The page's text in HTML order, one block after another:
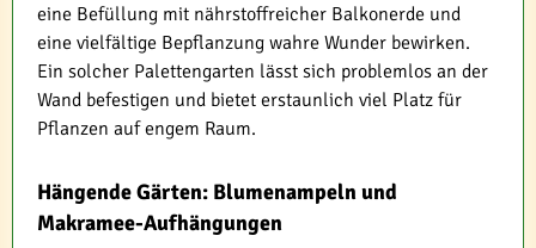
eine Befüllung mit nährstoffreicher Balkonerde und
eine vielfältige Bepflanzung wahre Wunder bewirken.
Ein solcher Palettengarten lässt sich problemlos an der
Wand befestigen und bietet erstaunlich viel Platz für
Pflanzen auf engem Raum.
Hängende Gärten: Blumenampeln und
Makramee-Aufhängungen